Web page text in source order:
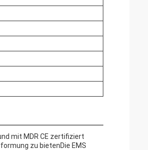
mit MDR CE zertifiziert
zu bietenDie EMS